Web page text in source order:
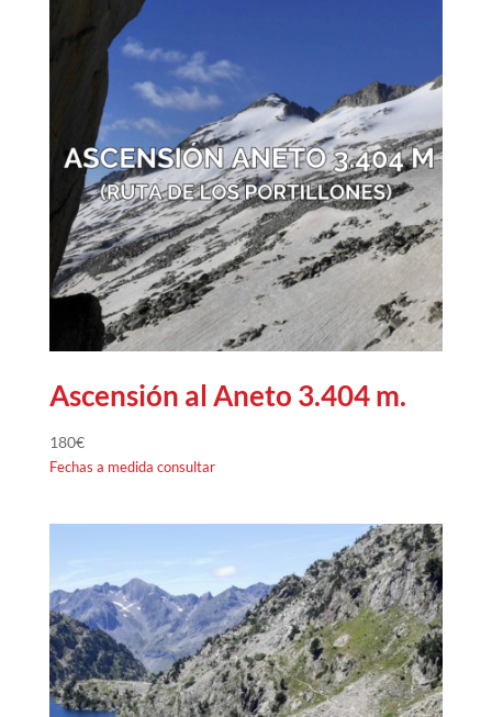
Ascensión al Aneto 3.404 m.
180€
Fechas a medida consultar